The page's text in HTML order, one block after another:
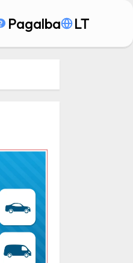
Pagalba LT